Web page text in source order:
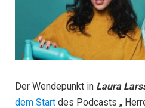
Der Wendepunkt in Laura
dem Start des Podcasts „